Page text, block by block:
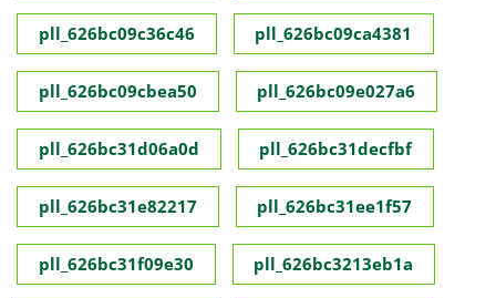
pll_626bc09c36c46 pll_626bc09ca4381
pll_626bc09cbea50 pll_626bc09e027a6
pll_626bc31d06a0d pll_626bc31decfbf
pll_626bc31e82217 pll_626bc31ee1f57
pll_626bc31f09e30 pll_626bc3213eb1a